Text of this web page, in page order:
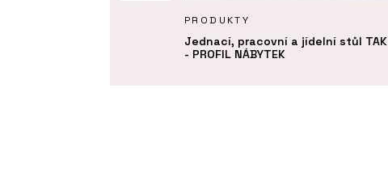
PRODUKTY
Jednací, pracovní a jídelní stůl TAK
- PROFIL NÁBYTEK